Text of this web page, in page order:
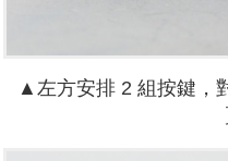
▲左方安排 2 組按鍵，